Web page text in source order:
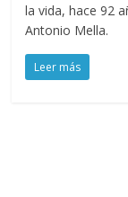
la vida, hace 92
Antonio Mella.
Leer más